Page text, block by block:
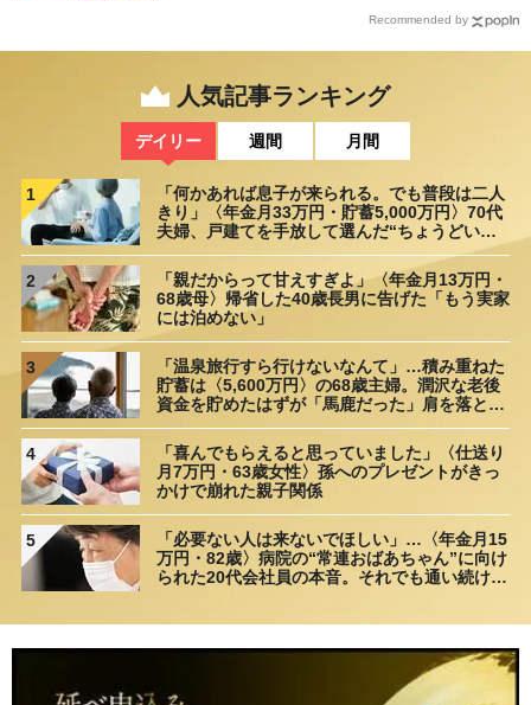
Recommended by
人気記事ランキング
デイリー 週間 月間
1
「何かあれば息子が来られる。でも普段は二人
きり」〈年金月33万円・貯蓄5,000万円〉70代
夫婦、戸建てを手放して選んだ“ちょうどいい
2
「親だからって甘えすぎよ」〈年金月13万円・
68歳母〉帰省した40歳長男に告げた「もう実家
には泊めない」
3
「温泉旅行すら行けないなんて」…積み重ねた
貯蓄は〈5,600万円〉の68歳主婦。潤沢な老後
資金を貯めたはずが「馬鹿だった」肩を落とす
4
「喜んでもらえると思っていました」〈仕送り
月7万円・63歳女性〉孫へのプレゼントがきっ
かけで崩れた親子関係
5
「必要ない人は来ないでほしい」…〈年金月15
万円・82歳〉病院の“常連おばあちゃん”に向け
られた20代会社員の本音。それでも通い続ける